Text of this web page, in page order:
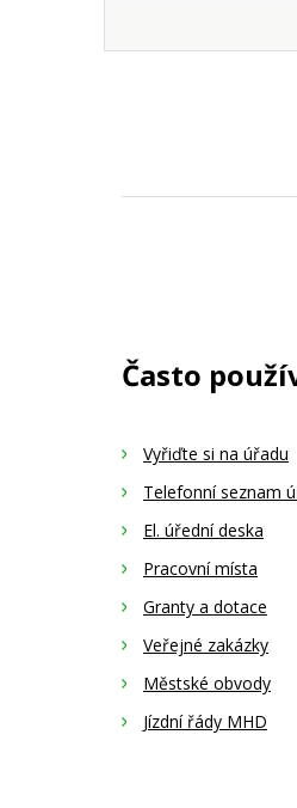
Často
Vyřiďte si na úřadu
Telefonní seznam
El. úřední deska
Pracovní místa
Granty a dotace
Veřejné zakázky
Městské obvody
Jízdní řády MHD